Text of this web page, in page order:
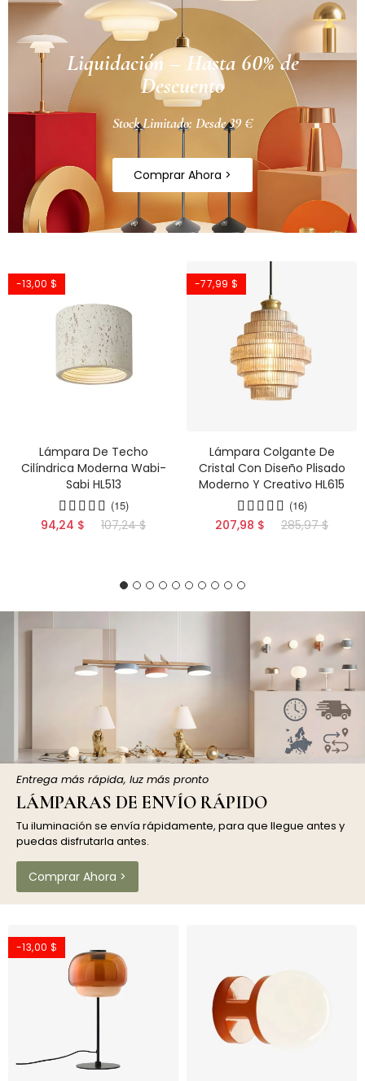
Liquidación – Hasta 60% de
Descuento
Stock Limitado: Desde 39 €
Comprar Ahora >
-13,00 $
Lámpara De Techo
Cilíndrica Moderna Wabi-
Sabi HL513
(15)
94,24 $ 107,24 $
-77,99 $
Lámpara Colgante De
Cristal Con Diseño Plisado
Moderno Y Creativo HL615
(16)
207,98 $ 285,97 $
Entrega más rápida, luz más pronto
LÁMPARAS DE ENVÍO RÁPIDO
Tu iluminación se envía rápidamente, para que llegue antes y
puedas disfrutarla antes.
Comprar Ahora >
-13,00 $